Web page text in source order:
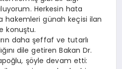
Herkesin hata
hakemleri günah keçisi ilan
konuştu.
daha şeffaf ve tutarlı
dile getiren Bakan Dr.
şöyle devam etti: